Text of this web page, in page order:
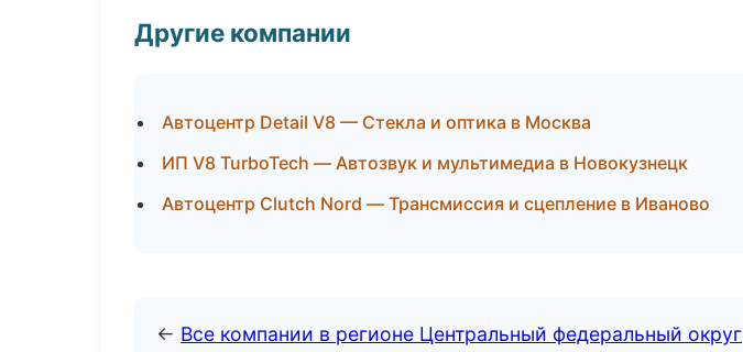
Другие компании
Автоцентр Detail V8 — Стекла и оптика в Москва
ИП V8 TurboTech — Автозвук и мультимедиа в Новокузнецк
Автоцентр Clutch Nord — Трансмиссия и сцепление в Иваново
← Все компании в регионе Центральный федеральный округ